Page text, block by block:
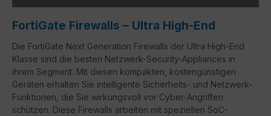
FortiGate Firewalls – Ultra High-End
Die FortiGate Next Generation Firewalls der Ultra High-End
Klasse sind die besten Netzwerk-Security-Appliances in
ihrem Segment. Mit diesen kompakten, kostengünstigen
Geräten erhalten Sie intelligente Sicherheits- und Netzwerk-
Funktionen, die Sie wirkungsvoll vor Cyber-Angriffen
schützen. Diese Firewalls arbeiten mit speziellen SoC-